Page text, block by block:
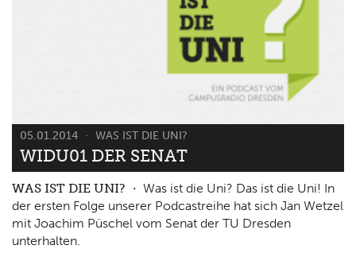
05.01.2014 WAS IST DIE UNI?
WIDU01 DER SENAT
WAS IST DIE UNI?
Was ist die Uni? Das ist die Uni! In
der ersten Folge unserer Podcastreihe hat sich Jan Wetzel
mit Joachim Püschel vom Senat der TU Dresden
unterhalten.